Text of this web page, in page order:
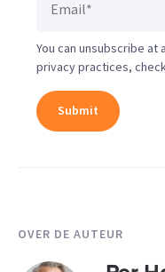
You can unsubscribe at
privacy practices,
OVER DE AUTEUR